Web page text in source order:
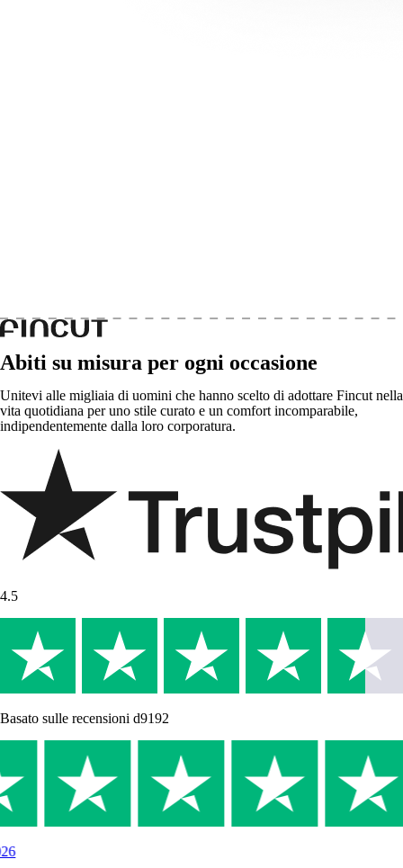
Abiti su misura per ogni occasione
Unitevi alle migliaia di uomini che hanno scelto di adottare Fincut nella
vita quotidiana per uno stile curato e un comfort incomparabile,
indipendentemente dalla loro corporatura.
4.5
Basato sulle recensioni d9192